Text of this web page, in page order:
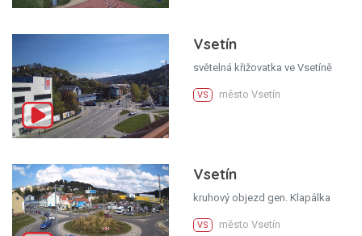
Vsetín
světelná křižovatka ve Vsetíně
VS město Vsetín
Vsetín
kruhový objezd gen. Klapálka
VS město Vsetín